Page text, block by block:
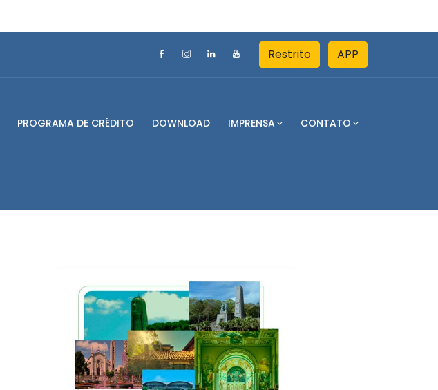
Restrito APP
PROGRAMA DE CRÉDITO DOWNLOAD IMPRENSA CONTATO